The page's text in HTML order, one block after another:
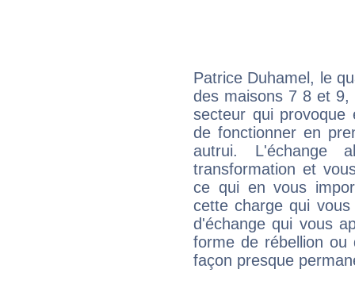
Patrice Duhamel, le
des maisons 7 8 et
secteur qui provoque
de fonctionner en
autrui. L'échange
transformation et
ce qui en vous
cette charge qui
d'échange qui vous
forme de rébellion ou
façon presque